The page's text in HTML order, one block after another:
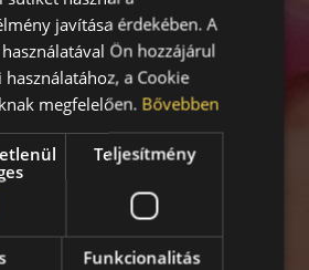
javítása érdekében. A
Ön hozzájárul
használatához, a Cookie
megfelelően. Bővebben
Teljesítmény
Funkcionalitás